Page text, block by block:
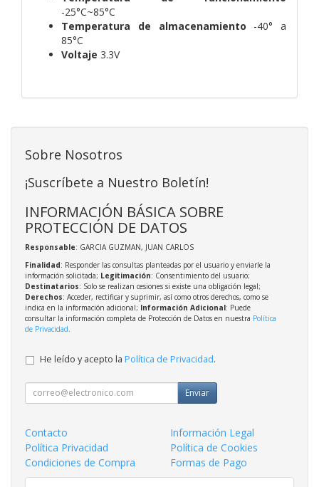
-25°C~85°C
Temperatura de almacenamiento -40° a
85°C
Voltaje 3.3V
Sobre Nosotros
¡Suscríbete a Nuestro Boletín!
INFORMACIÓN BÁSICA SOBRE
PROTECCIÓN DE DATOS
Responsable: GARCIA GUZMAN, JUAN CARLOS
Finalidad: Responder las consultas planteadas por el usuario y enviarle la
información solicitada; Legitimación: Consentimiento del usuario;
Destinatarios: Solo se realizan cesiones si existe una obligación legal;
Derechos: Acceder, rectificar y suprimir, así como otros derechos, como se
indica en la información adicional; Información Adicional: Puede
consultar la información completa de Protección de Datos en nuestra Política
de Privacidad
He leído y acepto la Política de Privacidad.
Enviar
Contacto
Información Legal
Política Privacidad
Política de Cookies
Condiciones de Compra
Formas de Pago